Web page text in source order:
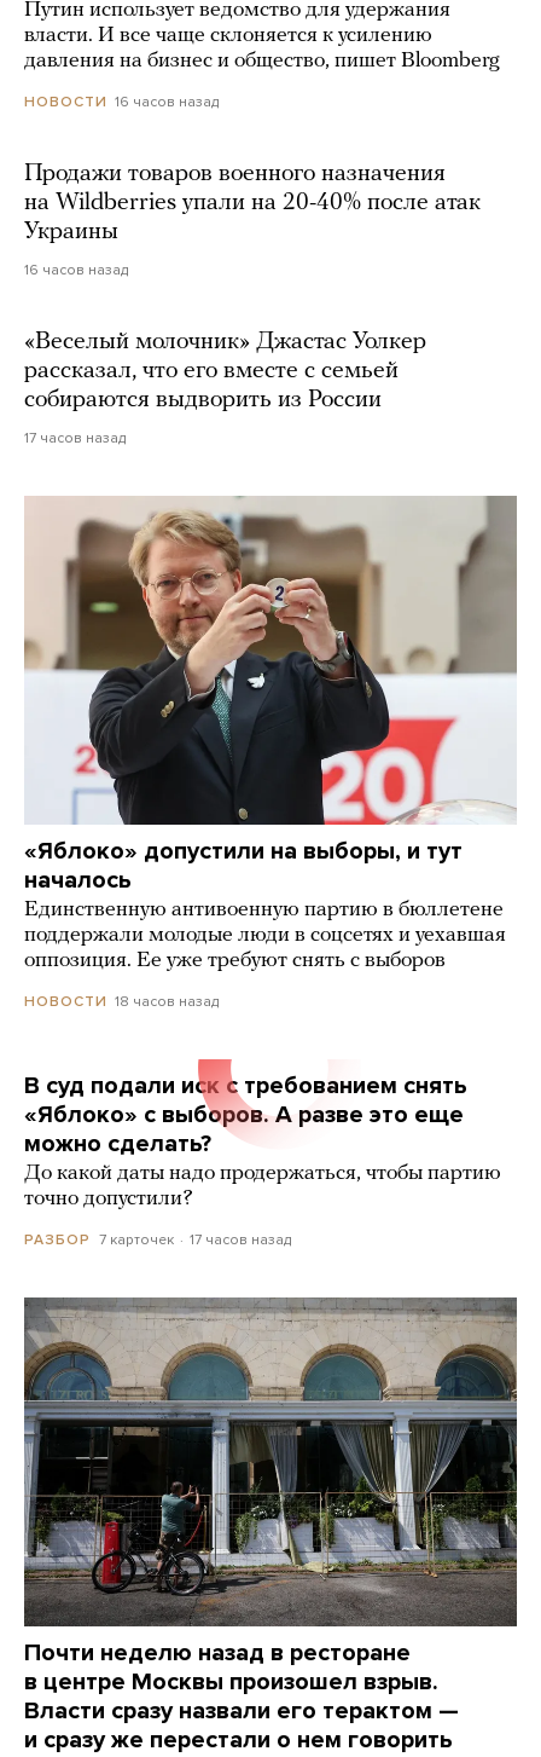
Путин использует ведомство для удержания
власти. И все чаще склоняется к усилению
давления на бизнес и общество, пишет Bloomberg
НОВОСТИ 16 часов назад
Продажи товаров военного назначения
на Wildberries упали на 20-40% после атак
Украины
16 часов назад
«Веселый молочник» Джастас Уолкер
рассказал, что его вместе с семьей
собираются выдворить из России
17 часов назад
«Яблоко» допустили на выборы, и тут
началось
Единственную антивоенную партию в бюллетене
поддержали молодые люди в соцсетях и уехавшая
оппозиция. Ее уже требуют снять с выборов
НОВОСТИ 18 часов назад
В суд подали иск с требованием снять
«Яблоко» с выборов. А разве это еще
можно сделать?
До какой даты надо продержаться, чтобы партию
точно допустили?
РАЗБОР 7 карточек 17 часов назад
Почти неделю назад в ресторане
в центре Москвы произошел взрыв.
Власти сразу назвали его терактом —
и сразу же перестали о нем говорить